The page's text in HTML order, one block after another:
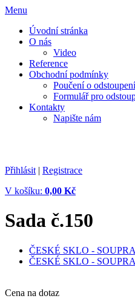
Menu
Úvodní stránka
O nás
Video
Reference
Obchodní podmínky
Poučení o
Formulář pro
Kontakty
Napište nám
Přihlásit | Registrace
V košíku: 0,00 Kč
Sada č.150
ČESKÉ SKLO -
ČESKÉ SKLO -
Cena na dotaz